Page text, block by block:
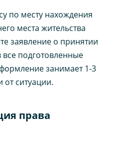
по месту нахождения
места жительства
заявление о принятии
подготовленные
занимает 1-3
от ситуации.
права